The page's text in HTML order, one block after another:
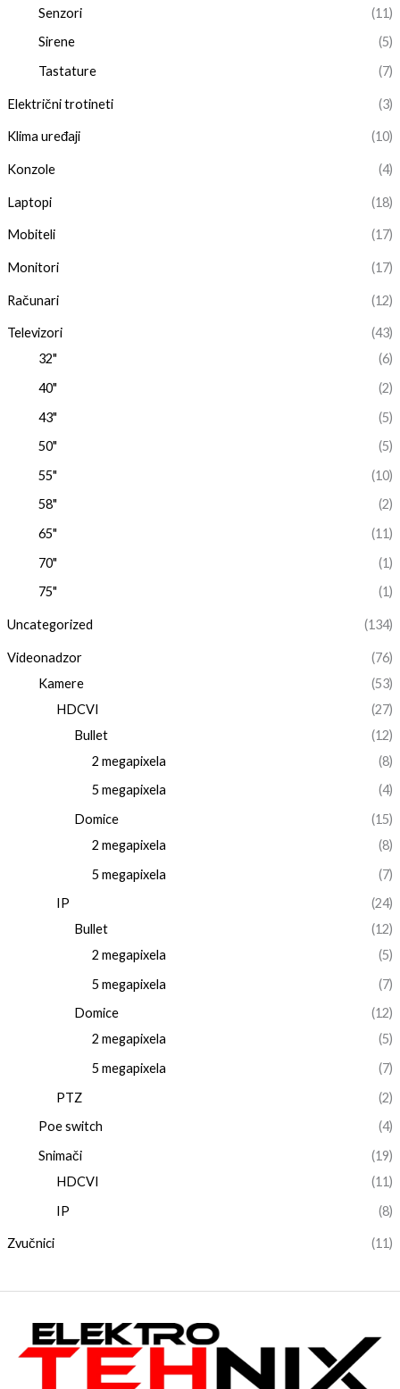
Senzori
(11)
Sirene
(5)
Tastature
(7)
Električni trotineti (3)
Klima uređaji (10)
Konzole (4)
Laptopi (18)
Mobiteli (17)
Monitori (17)
Računari (12)
Televizori
(43)
32"
(6)
40"
(2)
43"
(5)
50"
(5)
55"
(10)
58"
(2)
65"
(11)
70"
(1)
75"
(1)
Uncategorized (134)
Videonadzor
(76)
Kamere
(53)
HDCVI
(27)
Bullet
(12)
2 megapixela
(8)
5 megapixela
(4)
Domice
(15)
2 megapixela
(8)
5 megapixela
(7)
IP
(24)
Bullet
(12)
2 megapixela
(5)
5 megapixela
(7)
Domice
(12)
2 megapixela
(5)
5 megapixela
(7)
PTZ
(2)
Poe switch
(4)
Snimači
(19)
HDCVI
(11)
IP
(8)
Zvučnici (11)